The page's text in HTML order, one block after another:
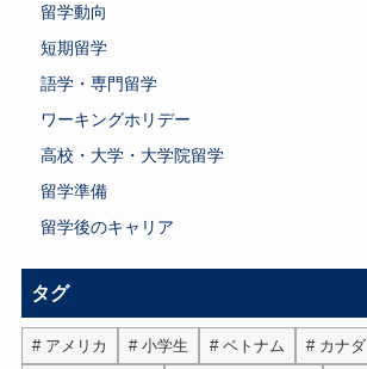
留学動向
短期留学
語学・専門留学
ワーキングホリデー
高校・大学・大学院留学
留学準備
留学後のキャリア
タグ
アメリカ 小学生 ベトナム カナダ